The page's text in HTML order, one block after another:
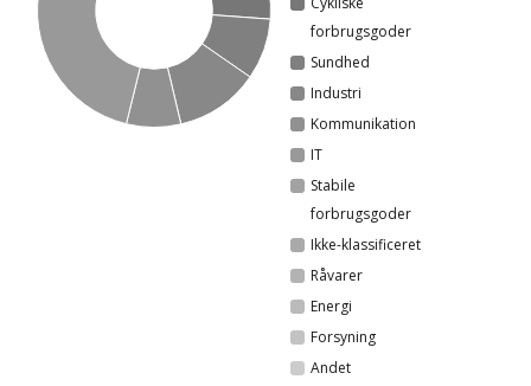
forbrugsgoder
Sundhed
Industri
Kommunikation
IT
Stabile
forbrugsgoder
Ikke-klassificeret
Råvarer
Energi
Forsyning
Andet